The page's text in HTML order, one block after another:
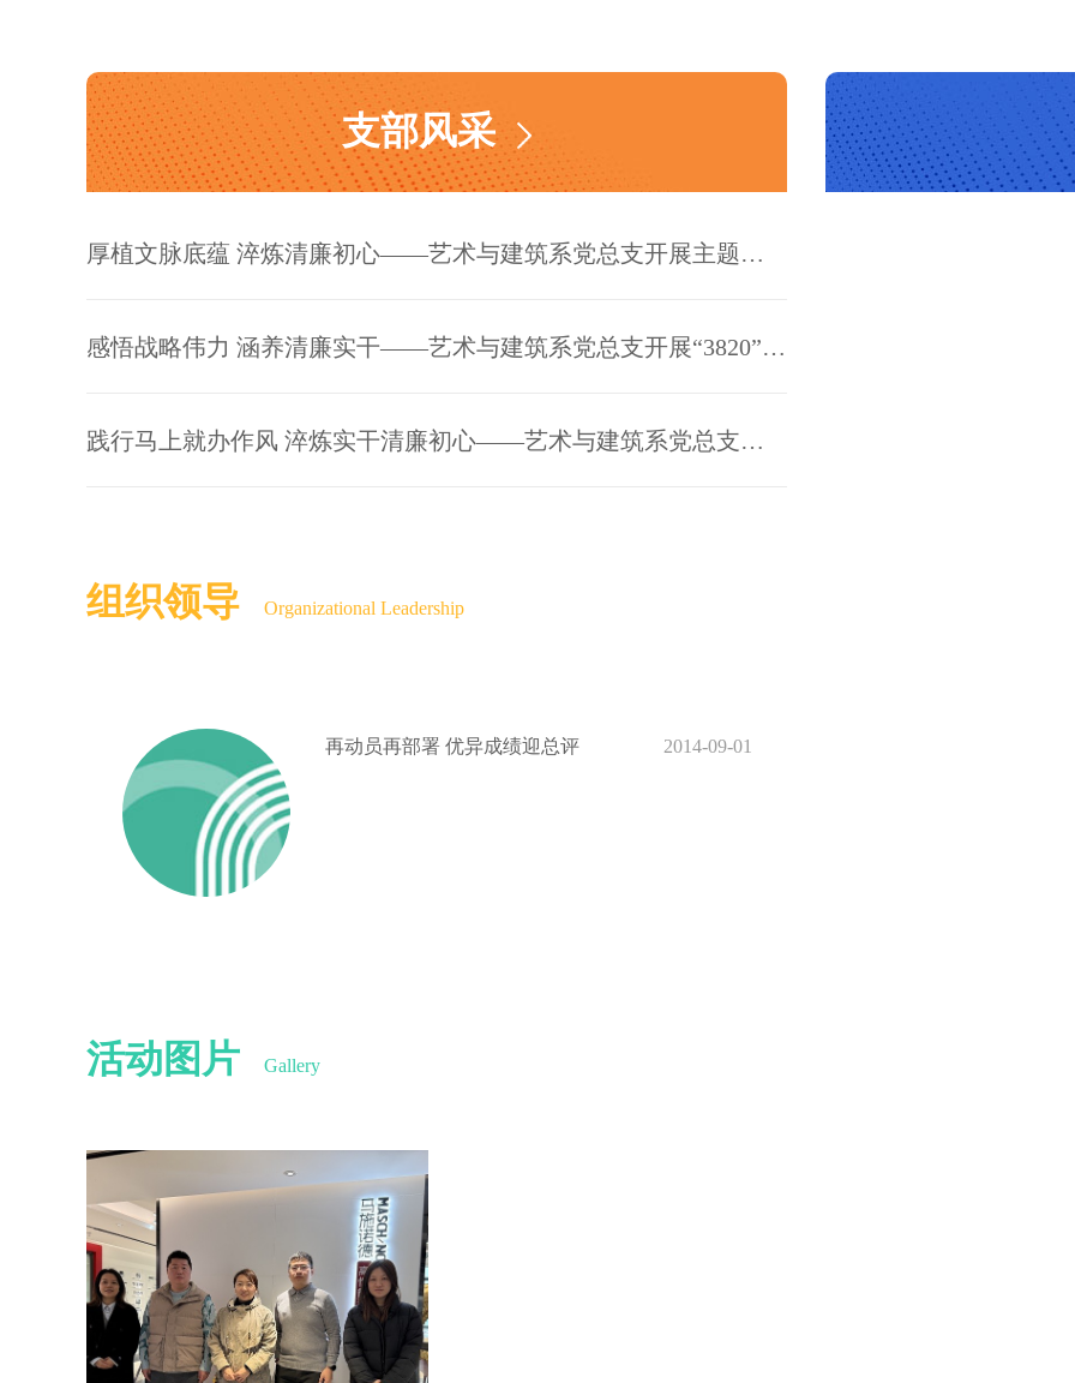
支部风采
厚植文脉底蕴 淬炼清廉初心——艺术与建筑系党总支开展主题党日研学活动
感悟战略伟力 涵养清廉实干——艺术与建筑系党总支开展“3820”战略工程成就展主题党日活动
践行马上就办作风 淬炼实干清廉初心——艺术与建筑系党总支开展主题党日活动
组织领导 Organizational Leadership
再动员再部署 优异成绩迎总评 2014-09-01
活动图片 Gallery